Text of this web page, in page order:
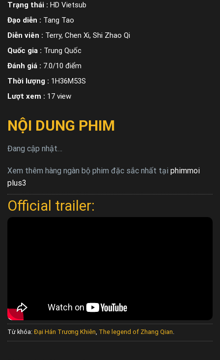
Trạng thái : HD Vietsub
Đạo diễn : Tang Tao
Diễn viên : Terry, Chen Xi, Shi Zhao Qi
Quốc gia : Trung Quốc
Đánh giá : 7.0/10 điểm
Thời lượng : 1H36M53S
Lượt xem : 17 view
NỘI DUNG PHIM
Đang cập nhật…
Xem thêm hàng ngàn bộ phim đặc sắc nhất tại phimmoi
plus3
Official trailer:
Từ khóa: Đại Hán Trương Khiên, The legend of Zhang Qian.